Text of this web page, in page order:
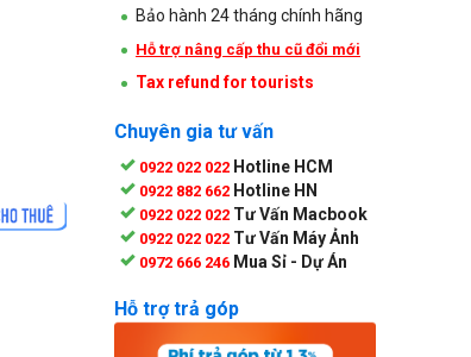
Bảo hành 24 tháng chính hãng
Hỗ trợ nâng cấp thu cũ đổi mới
Tax refund for tourists
Chuyên gia tư vấn
0922 022 022 Hotline HCM
0922 882 662 Hotline HN
0922 022 022 Tư Vấn Macbook
0922 022 022 Tư Vấn Máy Ảnh
0972 666 246 Mua Sỉ - Dự Án
Hỗ trợ trả góp